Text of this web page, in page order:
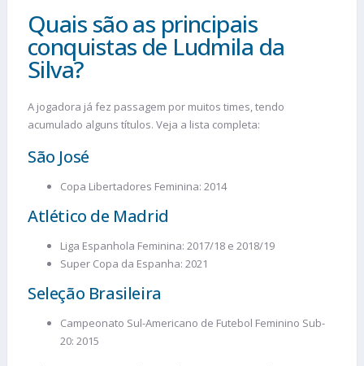
Quais são as principais
conquistas de Ludmila da
Silva?
A jogadora já fez passagem por muitos times, tendo
acumulado alguns títulos. Veja a lista completa:
São José
Copa Libertadores Feminina: 2014
Atlético de Madrid
Liga Espanhola Feminina: 2017/18 e 2018/19
Super Copa da Espanha: 2021
Seleção Brasileira
Campeonato Sul-Americano de Futebol Feminino Sub-
20: 2015